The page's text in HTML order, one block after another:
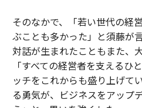
そのなかで、「若い世代の経
ぶことも多かった」と須藤が
対話が生まれたこともまた、
「すべての経営者を支えるひ
ッチをこれからも盛り上げて
る勇気が、ビジネスをアップ